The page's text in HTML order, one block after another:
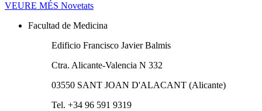
VEURE MÉS Novetats
Facultad de Medicina
Edificio Francisco Javier Balmis
Ctra. Alicante-Valencia N 332
03550 SANT JOAN D'ALACANT (Alicante)
Tel. +34 96 591 9319